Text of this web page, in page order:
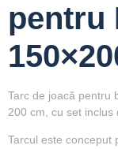
pentru
Tarc de joacă pentru
200 cm, cu set inclus
Tarcul este conceput